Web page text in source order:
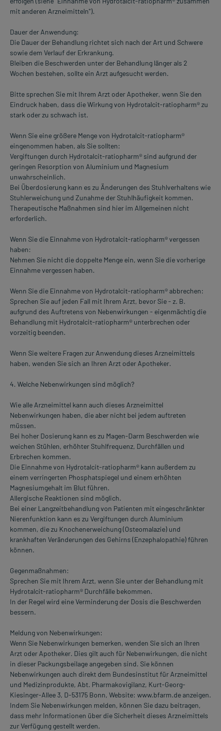
mit anderen Arzneimitteln").
Dauer der Anwendung:
Die Dauer der Behandlung richtet sich nach der Art und Schwere
sowie dem Verlauf der Erkrankung.
Bleiben die Beschwerden unter der Behandlung länger als 2
Wochen bestehen, sollte ein Arzt aufgesucht werden.
Bitte sprechen Sie mit Ihrem Arzt oder Apotheker, wenn Sie den
Eindruck haben, dass die Wirkung von Hydrotalcit-ratiopharm® zu
stark oder zu schwach ist.
Wenn Sie eine größere Menge von Hydrotalcit-ratiopharm®
eingenommen haben, als Sie sollten:
Vergiftungen durch Hydrotalcit-ratiopharm® sind aufgrund der
geringen Resorption von Aluminium und Magnesium
unwahrscheinlich.
Bei Überdosierung kann es zu Änderungen des Stuhlverhaltens wie
Stuhlerweichung und Zunahme der Stuhlhäufigkeit kommen.
Therapeutische Maßnahmen sind hier im Allgemeinen nicht
erforderlich.
Wenn Sie die Einnahme von Hydrotalcit-ratiopharm® vergessen
haben:
Nehmen Sie nicht die doppelte Menge ein, wenn Sie die vorherige
Einnahme vergessen haben.
Wenn Sie die Einnahme von Hydrotalcit-ratiopharm® abbrechen:
Sprechen Sie auf jeden Fall mit Ihrem Arzt, bevor Sie - z. B.
aufgrund des Auftretens von Nebenwirkungen - eigenmächtig die
Behandlung mit Hydrotalcit-ratiopharm® unterbrechen oder
vorzeitig beenden.
Wenn Sie weitere Fragen zur Anwendung dieses Arzneimittels
haben, wenden Sie sich an Ihren Arzt oder Apotheker.
4. Welche Nebenwirkungen sind möglich?
Wie alle Arzneimittel kann auch dieses Arzneimittel
Nebenwirkungen haben, die aber nicht bei jedem auftreten
müssen.
Bei hoher Dosierung kann es zu Magen-Darm Beschwerden wie
weichen Stühlen, erhöhter Stuhlfrequenz, Durchfällen und
Erbrechen kommen.
Die Einnahme von Hydrotalcit-ratiopharm® kann außerdem zu
einem verringerten Phosphatspiegel und einem erhöhten
Magnesiumgehalt im Blut führen.
Allergische Reaktionen sind möglich.
Bei einer Langzeitbehandlung von Patienten mit eingeschränkter
Nierenfunktion kann es zu Vergiftungen durch Aluminium
kommen, die zu Knochenerweichung (Osteomalazie) und
krankhaften Veränderungen des Gehirns (Enzephalopathie) führen
können.
Gegenmaßnahmen:
Sprechen Sie mit Ihrem Arzt, wenn Sie unter der Behandlung mit
Hydrotalcit-ratiopharm® Durchfälle bekommen.
In der Regel wird eine Verminderung der Dosis die Beschwerden
bessern.
Meldung von Nebenwirkungen:
Wenn Sie Nebenwirkungen bemerken, wenden Sie sich an Ihren
Arzt oder Apotheker. Dies gilt auch für Nebenwirkungen, die nicht
in dieser Packungsbeilage angegeben sind. Sie können
Nebenwirkungen auch direkt dem Bundesinstitut für Arzneimittel
und Medizinprodukte, Abt. Pharmakovigilanz, Kurt-Georg-
Kiesinger-Allee 3, D-53175 Bonn, Website: www.bfarm.de anzeigen.
Indem Sie Nebenwirkungen melden, können Sie dazu beitragen,
dass mehr Informationen über die Sicherheit dieses Arzneimittels
zur Verfügung gestellt werden.